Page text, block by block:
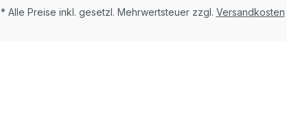
* Alle Preise inkl. gesetzl. Mehrwertsteuer zzgl. Versandkosten